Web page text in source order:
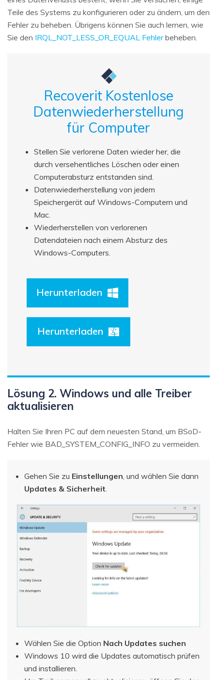
Teile des Systems zu konfigurieren oder zu ändern, um den
Fehler zu beheben. Übrigens können Sie auch lernen, wie
Sie den IRQL_NOT_LESS_OR_EQUAL Fehlerbeheben.
Recoverit Kostenlose
Datenwiederherstellung
für Computer
Stellen Sie verlorene Daten wieder her, die
durch versehentliches Löschen oder einen
Computerabsturz entstanden sind.
Datenwiederherstellung von jedem
Speichergerät auf Windows-Computern und
Mac.
Wiederherstellen von verlorenen
Datendateien nach einem Absturz des
Windows-Computers.
Herunterladen
Herunterladen
Lösung 2. Windows und alle Treiber
aktualisieren
Halten Sie Ihren PC auf dem neuesten Stand, um BSoD-
Fehler wie BAD_SYSTEM_CONFIG_INFO zu vermeiden.
Gehen Sie zu Einstellungen, und wählen Sie dann
Updates & Sicherheit.
Wählen Sie die Option Nach Updates suchen
Windows 10 wird die Updates automatisch prüfen
und installieren.